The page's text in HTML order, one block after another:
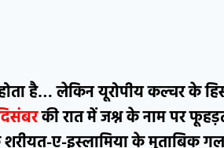
है… लेकिन यूरोपीय कल्चर के
की रात में जश्न के नाम पर